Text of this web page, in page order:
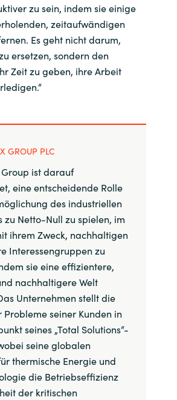
zu sein, indem sie einige
zeitaufwändigen
Es geht nicht darum,
ersetzen, sondern den
Zeit zu geben, ihre Arbeit
GROUP PLC
ist darauf
eine entscheidende Rolle
des industriellen
zu Netto-Null zu spielen, im
ihrem Zweck, nachhaltigen
Interessengruppen zu
sie eine effizientere,
nachhaltigere Welt
Unternehmen stellt die
Probleme seiner Kunden in
seines „Total Solutions“-
seine globalen
thermische Energie und
die Betriebseffizienz
der kritischen